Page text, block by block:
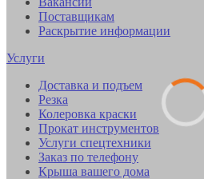
Поставщикам
Раскрытие информации
Услуги
Доставка и подъем
Резка
Колеровка краски
Прокат инструментов
Услуги спецтехники
Заказ по телефону
Крыша вашего дома